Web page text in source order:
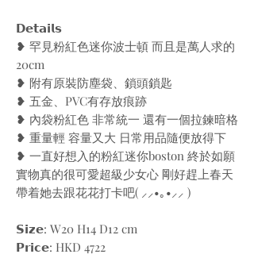
𝗗𝗲𝘁𝗮𝗶𝗹𝘀
❥ 罕見粉紅色迷你波士頓 而且是萬人求的
20cm
❥ 附有原裝防塵袋、鎖頭鎖匙
❥ 五金、PVC有存放痕跡
❥ 內袋粉紅色 非常統一 還有一個拉鍊暗格
❥ 重量輕 容量又大 日常用品隨便放得下
❥ 一直好想入的粉紅迷你boston 終於如願
實物真的很可愛超級少女心 剛好趕上春天
帶着她去跟花花打卡吧( ⸝⸝•｡•⸝⸝ )
𝗦𝗶𝘇𝗲: W20 H14 D12 cm
𝗣𝗿𝗶𝗰𝗲: HKD 4722